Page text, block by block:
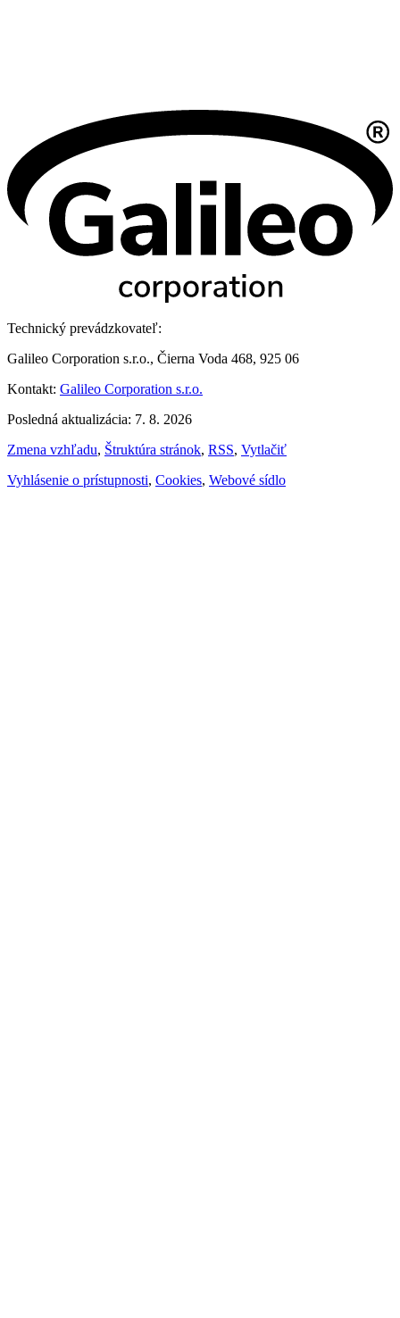
Technický prevádzkovateľ:
Galileo Corporation s.r.o., Čierna Voda 468, 925 06
Kontakt: Galileo Corporation s.r.o.
Posledná aktualizácia: 7. 8. 2026
Zmena vzhľadu, Štruktúra stránok, RSS, Vytlačiť
Vyhlásenie o prístupnosti, Cookies, Webové sídlo